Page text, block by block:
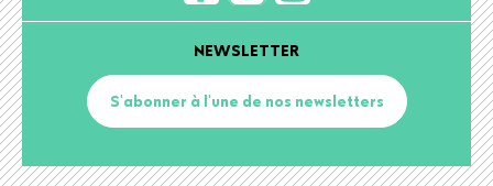
NEWSLETTER
S'abonner à l'une de nos newsletters